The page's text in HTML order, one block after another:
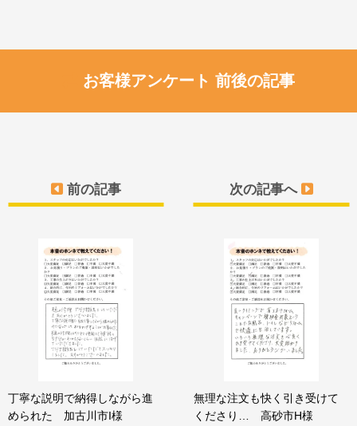
お客様アンケート 前後の記事
前の記事
丁寧な説明で納得しながら進
められた 加古川市I様
次の記事へ
無理な注文も快く引き受けて
くださり… 高砂市H様